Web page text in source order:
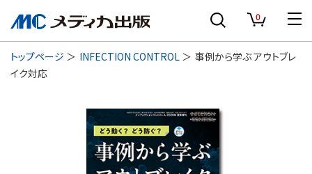
0
トップページ INFECTION CONTROL
事例から学ぶ アウトブレ
イク対応